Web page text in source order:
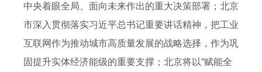
中央着眼全局、面向未来作出的重大决策部署；北京
市深入贯彻落实习近平总书记重要讲话精神，把工业
互联网作为推动城市高质量发展的战略选择，作为巩
固提升实体经济能级的重要支撑；北京将以“赋能全